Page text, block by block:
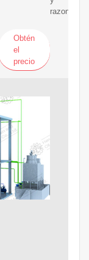
razonable,
Obtén
el
precio